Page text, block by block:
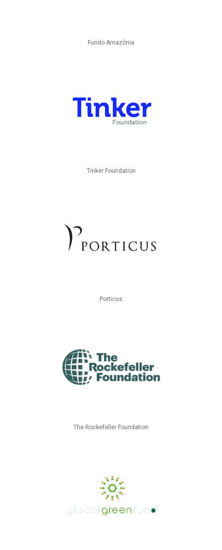
Fundo Amazônia
Tinker Foundation
Porticus
The Rockefeller Foundation